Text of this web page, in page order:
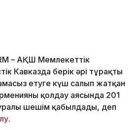
– АҚШ Мемлекеттік
Кавказда берік әрі тұрақты
етуге күш салып жатқан
қолдау аясында 201
шешім қабылдады, деп
.